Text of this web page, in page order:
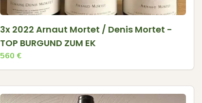
3x 2022 Arnaut Mortet / Denis Mortet -
TOP BURGUND ZUM EK
560 €